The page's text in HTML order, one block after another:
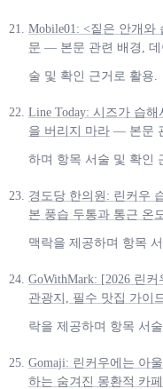
Mobile01: <짙은 안개와
문 — 본문 관련 배경, 데
술 및 확인 근거로 활용.
Line Today: 시즈가 습
을 버리지 마라 — 본문
하며 항목 서술 및 확인
경도당 한의원: 린커우
본 풍습 두통과 통근 온
맥락을 제공하며 항목
GoWithMark: [2026 린
관광지, 필수 맛집 가이
락을 제공하며 항목 서
Gomaji: 린커우에는 아
하는 숨겨진 몽환적 카